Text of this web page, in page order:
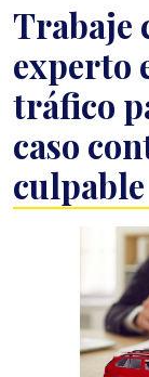
Trabaje
experto
tráfico
caso
culpable